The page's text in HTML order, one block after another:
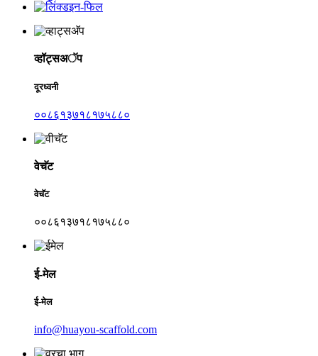
व्हॉट्सअॅप
दूरध्वनी
००८६१३७१८१७५८८०
वेचॅट
वेचॅट
००८६१३७१८१७५८८०
ई-मेल
ई-मेल
info@huayou-scaffold.com